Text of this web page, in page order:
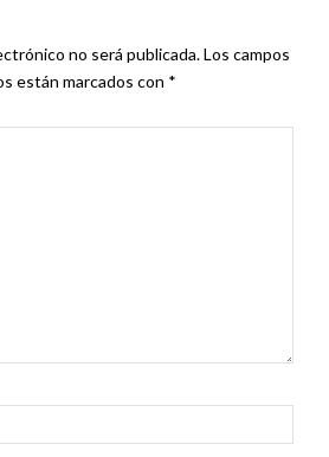
no será publicada.Los campos
están marcados con *